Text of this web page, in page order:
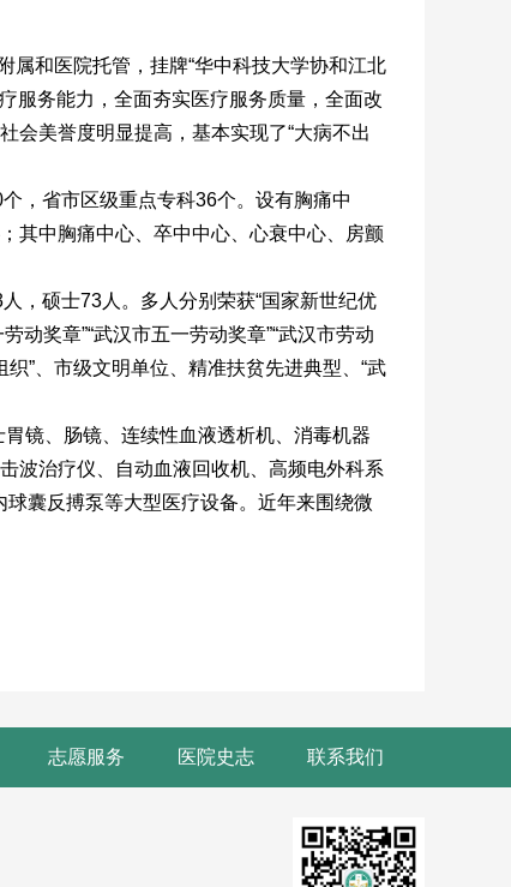
和医院托管，挂牌“华中科技大学协和江北
服务能力，全面夯实医疗服务质量，全面改
会美誉度明显提高，基本实现了“大病不出
，省市区级重点专科36个。设有胸痛中
其中胸痛中心、卒中中心、心衰中心、房颤
，硕士73人。多人分别荣获“国家新世纪优
动奖章”“武汉市五一劳动奖章”“武汉市劳动
织”、市级文明单位、精准扶贫先进典型、“武
镜、肠镜、连续性血液透析机、消毒机器
波治疗仪、自动血液回收机、高频电外科系
囊反搏泵等大型医疗设备。近年来围绕微
志愿服务 医院史志 联系我们